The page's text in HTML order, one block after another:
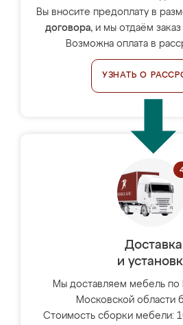
Вы вносите предоплату в
договора, и мы отдаём
Возможна оплата в
УЗНАТЬ О
Доставка
и
Мы доставляем мебель по
Московской области
Стоимость сборки мебели: